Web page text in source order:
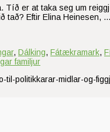
er at taka seg um
tað? Eftir Elina Heinesen, …
, Dálking, Fátækramark,
familjur
til-politikkarar-midlar-og-